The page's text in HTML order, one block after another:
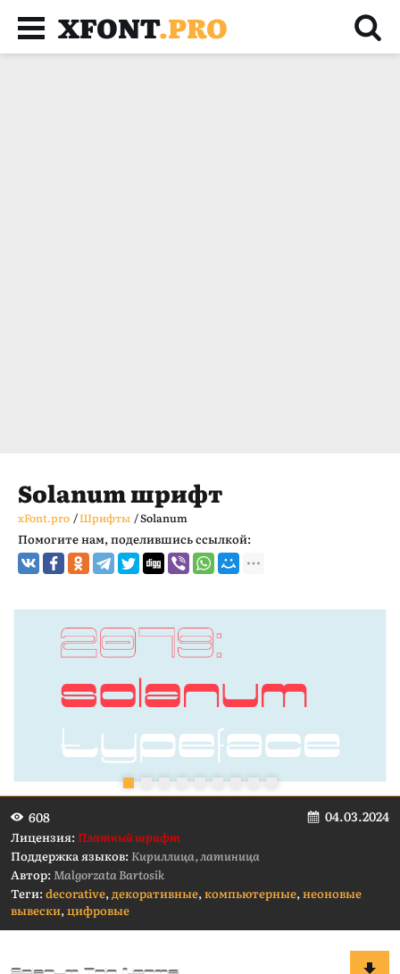
XFONT.PRO
Solanum шрифт
xFont.pro /Шрифты /Solanum
Помогите нам, поделившись ссылкой:
608 04.03.2024
Лицензия:Платный шрифт
Поддержка языков:Кириллица, латиница
Автор:Malgorzata Bartosik
Теги:decorative,декоративные,компьютерные,неоновые
вывески,цифровые